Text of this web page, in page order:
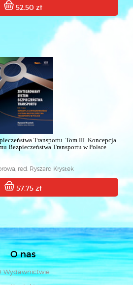
52.50 zł
Transportu. Tom III. Koncepcja
Bezpieczeństwa Transportu w Polsce
red. Ryszard Krystek
57.75 zł
O nas
Wydawnictwie